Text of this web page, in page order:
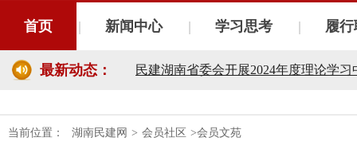
首页 新闻中心 学习思考 履
最新动态：
民建湖南省十届十次常委会议召开
民建湖南省委会开展2024年度理论学
当前位置： 湖南民建网 > 会员社区 >会员文苑